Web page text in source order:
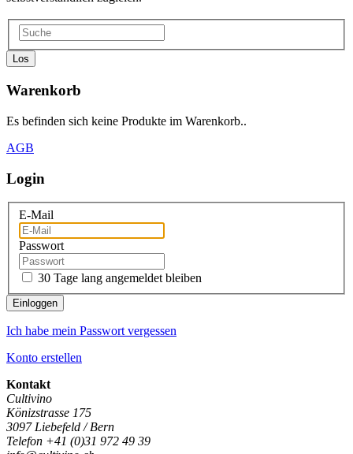
Los
Warenkorb
Es befinden sich keine Produkte im Warenkorb..
AGB
Login
E-Mail
Passwort
30 Tage lang angemeldet bleiben
Einloggen
Ich habe mein Passwort vergessen
Konto erstellen
Kontakt
Cultivino
Könizstrasse 175
3097 Liebefeld / Bern
Telefon +41 (0)31 972 49 39